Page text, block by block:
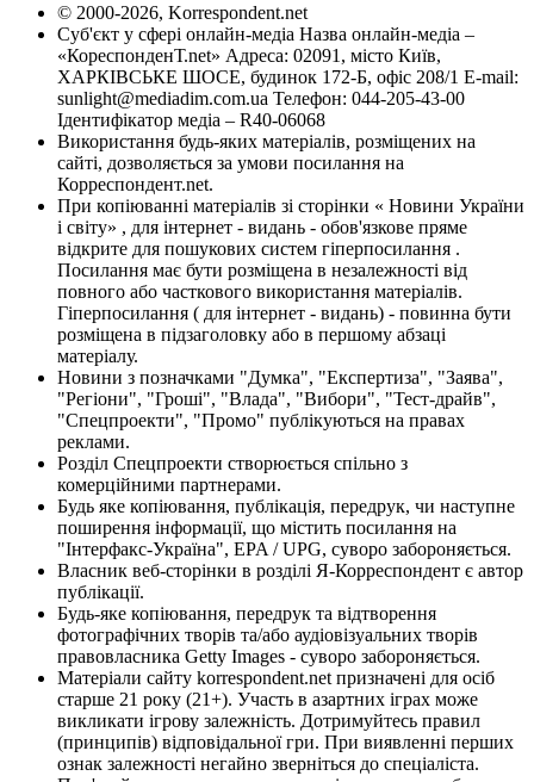
© 2000-2026, Korrespondent.net
Суб'єкт у сфері онлайн-медіа Назва онлайн-медіа –
«КореспонденТ.net» Адреса: 02091, місто Київ,
ХАРКІВСЬКЕ ШОСЕ, будинок 172-Б, офіс 208/1 E-mail:
sunlight@mediadim.com.ua Телефон: 044-205-43-00
Ідентифікатор медіа – R40-06068
Використання будь-яких матеріалів, розміщених на
сайті, дозволяється за умови посилання на
Корреспондент.net.
При копіюванні матеріалів зі сторінки « Новини України
і світу» , для інтернет - видань - обов'язкове пряме
відкрите для пошукових систем гіперпосилання .
Посилання має бути розміщена в незалежності від
повного або часткового використання матеріалів.
Гіперпосилання ( для інтернет - видань) - повинна бути
розміщена в підзаголовку або в першому абзаці
матеріалу.
Новини з позначками "Думка", "Експертиза", "Заява",
"Регіони", "Гроші", "Влада", "Вибори", "Тест-драйв",
"Спецпроекти", "Промо" публікуються на правах
реклами.
Розділ Спецпроекти створюється спільно з
комерційними партнерами.
Будь яке копіювання, публікація, передрук, чи наступне
поширення інформації, що містить посилання на
"Інтерфакс-Україна", EPA / UPG, суворо забороняється.
Власник веб-сторінки в розділі Я-Корреспондент є автор
публікації.
Будь-яке копіювання, передрук та відтворення
фотографічних творів та/або аудіовізуальних творів
правовласника Getty Images - суворо забороняється.
Матеріали сайту korrespondent.net призначені для осіб
старше 21 року (21+). Участь в азартних іграх може
викликати ігрову залежність. Дотримуйтесь правил
(принципів) відповідальної гри. При виявленні перших
ознак залежності негайно зверніться до спеціаліста.